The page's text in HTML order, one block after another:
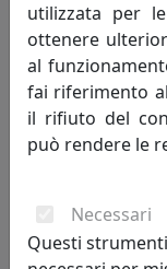
utilizzata per
ottenere
al
fai riferimento
il rifiuto del
può rendere le
Necessari
Questi